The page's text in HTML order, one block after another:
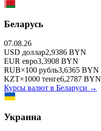
Беларусь
07.08.26
USD доллар2,9386 BYN
EUR евро3,3908 BYN
RUB×100 рубль3,6365 BYN
KZT×1000 тенге6,2787 BYN
Курсы валют в Беларуси →
Украина